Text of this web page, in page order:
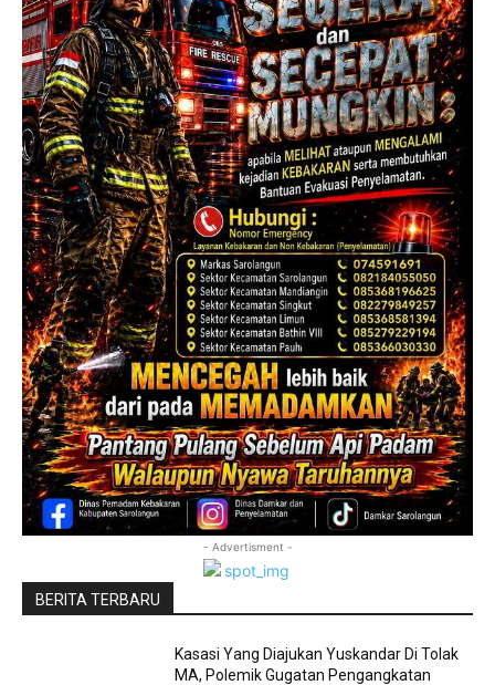
- Advertisment -
BERITA TERBARU
Kasasi Yang Diajukan Yuskandar Di Tolak
MA, Polemik Gugatan Pengangkatan